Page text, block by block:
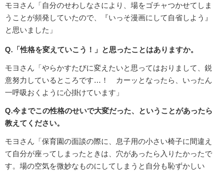
モヨさん「自分のせわしなさにより、場をゴチャつかせてしま
うことが頻発していたので、『いっそ漫画にして自省しよう』
と思いました」
Q.「性格を変えていこう！」と思ったことはありますか。
モヨさん「やらかすたびに変えたいと思ってはおりまして、鋭
意努力しているところです…！ カーッとなったら、いったん
一呼吸おくように心掛けています」
Q.今までこの性格のせいで大変だった、ということがあったら
教えてください。
モヨさん「保育園の面談の際に、息子用の小さい椅子に間違え
て自分が座ってしまったときは、穴があったら入りたかったで
す。場の空気を微妙なものにしてしまうと自分も恥ずかしい